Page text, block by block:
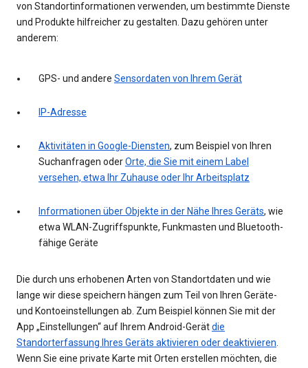
von Standortinformationen verwenden, um bestimmte Dienste
und Produkte hilfreicher zu gestalten. Dazu gehören unter
anderem:
GPS- und andere Sensordaten von Ihrem Gerät
IP-Adresse
Aktivitäten in Google-Diensten, zum Beispiel von Ihren
Suchanfragen oderOrte, die Sie mit einem Label
versehen, etwa Ihr Zuhause oder Ihr Arbeitsplatz
Informationen über Objekte in der Nähe Ihres Geräts, wie
etwa WLAN-Zugriffspunkte, Funkmasten und Bluetooth-
fähige Geräte
Die durch uns erhobenen Arten von Standortdaten und wie
lange wir diese speichern hängen zum Teil von Ihren Geräte-
und Kontoeinstellungen ab. Zum Beispiel können Sie mit der
App „Einstellungen“ auf Ihrem Android-Gerätdie
Standorterfassung Ihres Geräts aktivieren oder deaktivieren
Wenn Sie eine private Karte mit Orten erstellen möchten, die